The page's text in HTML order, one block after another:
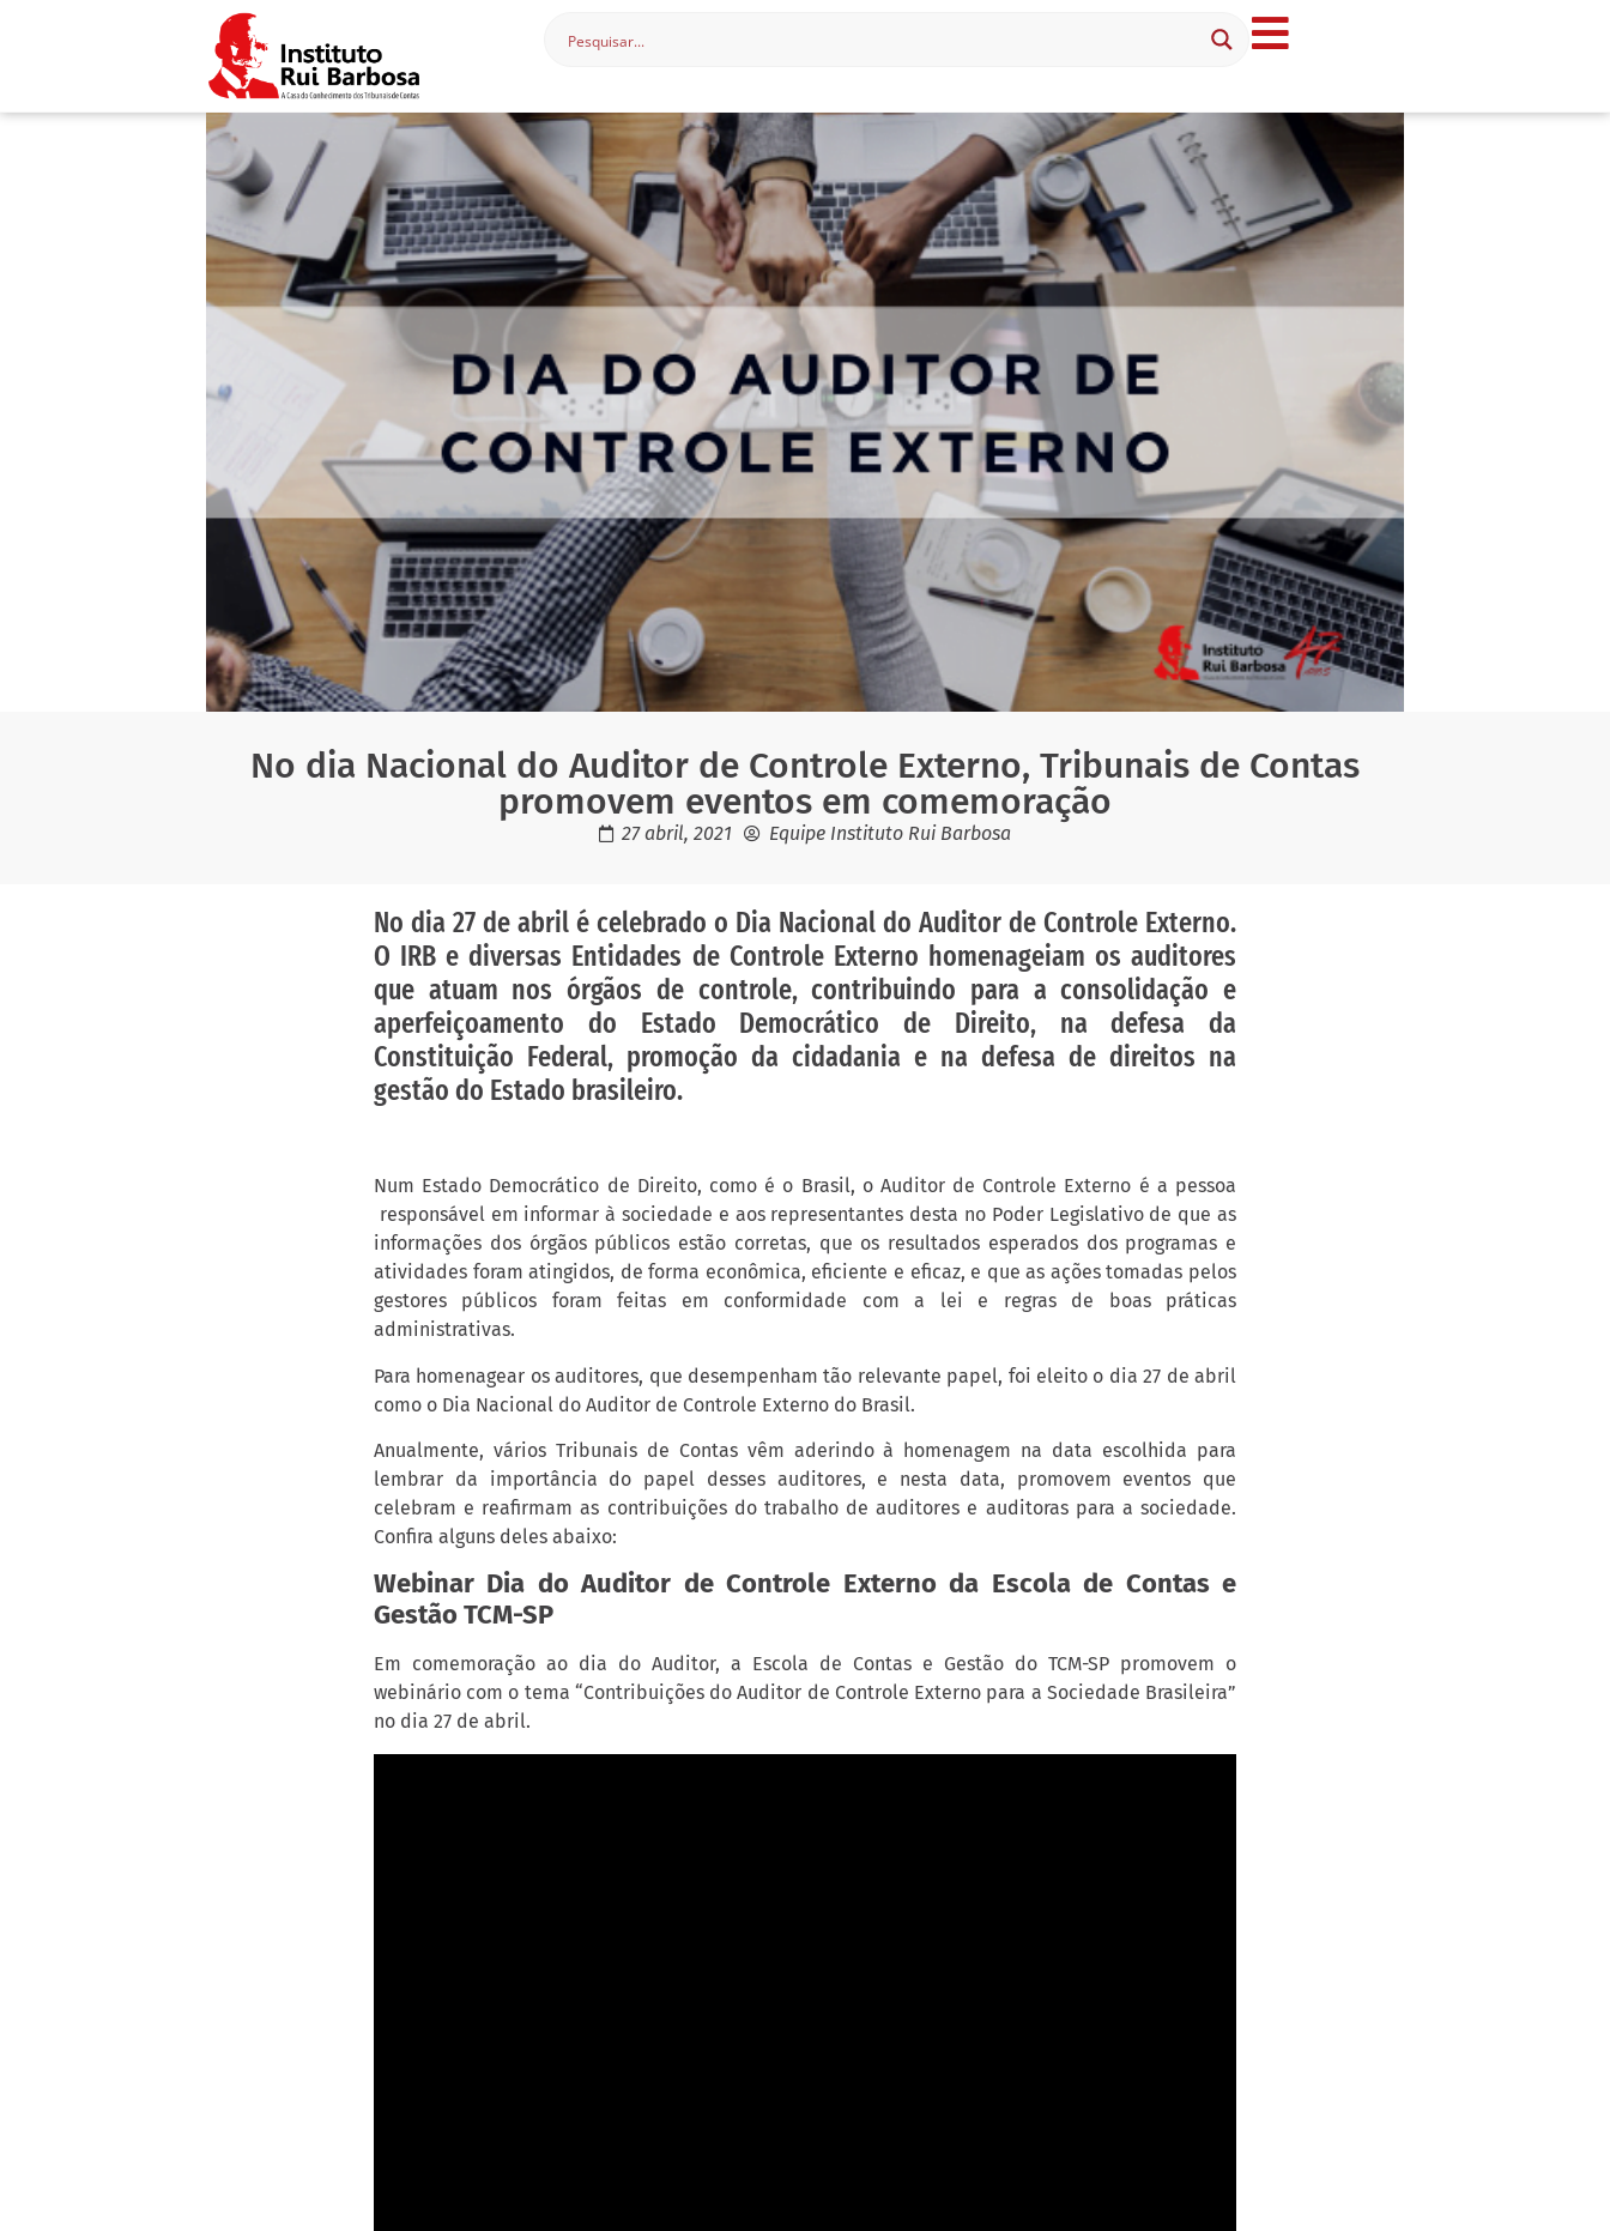
No dia Nacional do Auditor de Controle Externo, Tribunais de Contas
promovem eventos em comemoração
27 abril, 2021 Equipe Instituto Rui Barbosa
No dia 27 de abril é celebrado o Dia Nacional do Auditor de Controle Externo.
O IRB e diversas Entidades de Controle Externo homenageiam os auditores
que atuam nos órgãos de controle, contribuindo para a consolidação e
aperfeiçoamento do Estado Democrático de Direito, na defesa da
Constituição Federal, promoção da cidadania e na defesa de direitos na
gestão do Estado brasileiro.
Num Estado Democrático de Direito, como é o Brasil, o Auditor de Controle Externo é a pessoa
responsável em informar à sociedade e aos representantes desta no Poder Legislativo de que as
informações dos órgãos públicos estão corretas, que os resultados esperados dos programas e
atividades foram atingidos, de forma econômica, eficiente e eficaz, e que as ações tomadas pelos
gestores públicos foram feitas em conformidade com a lei e regras de boas práticas
administrativas.
Para homenagear os auditores, que desempenham tão relevante papel, foi eleito o dia 27 de abril
como o Dia Nacional do Auditor de Controle Externo do Brasil.
Anualmente, vários Tribunais de Contas vêm aderindo à homenagem na data escolhida para
lembrar da importância do papel desses auditores, e nesta data, promovem eventos que
celebram e reafirmam as contribuições do trabalho de auditores e auditoras para a sociedade.
Confira alguns deles abaixo:
Webinar Dia do Auditor de Controle Externo da Escola de Contas e
Gestão TCM-SP
Em comemoração ao dia do Auditor, a Escola de Contas e Gestão do TCM-SP promovem o
webinário com o tema “Contribuições do Auditor de Controle Externo para a Sociedade Brasileira”
no dia 27 de abril.